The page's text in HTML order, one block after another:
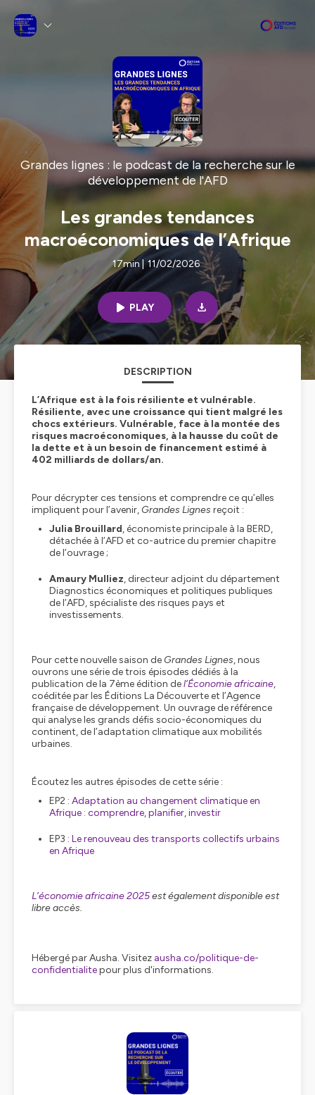
Grandes lignes : le podcast de la recherche sur le
développement de l'AFD
Les grandes tendances
macroéconomiques de l’Afrique
17min | 11/02/2026
PLAY
DESCRIPTION
L’Afrique est à la fois résiliente et vulnérable.
Résiliente, avec une croissance qui tient malgré les
chocs extérieurs. Vulnérable, face à la montée des
risques macroéconomiques, à la hausse du coût de
la dette et à un besoin de financement estimé à
402 milliards de dollars/an.
Pour décrypter ces tensions et comprendre ce qu’elles
impliquent pour l’avenir,Grandes Lignesreçoit :
Julia Brouillard, économiste principale à la BERD,
détachée à l’AFD et co-autrice du premier chapitre
de l’ouvrage ;
Amaury Mulliez, directeur adjoint du département
Diagnostics économiques et politiques publiques
de l’AFD, spécialiste des risques pays et
investissements.
Pour cette nouvelle saison deGrandes Lignes, nous
ouvrons une série de trois épisodes dédiés à la
publication de la 7ème édition del’Économie africaine,
coéditée par les Éditions La Découverte et l’Agence
française de développement. Un ouvrage de référence
qui analyse les grands défis socio-économiques du
continent, de l’adaptation climatique aux mobilités
urbaines.
Écoutez les autres épisodes de cette série :
EP2 : Adaptation au changement climatique en
Afrique : comprendre, planifier, investir
EP3 : Le renouveau des transports collectifs urbains
en Afrique
L’économie africaine 2025est également disponible est
libre accès.
Hébergé par Ausha. Visitez ausha.co/politique-de-
confidentialitepour plus d'informations.